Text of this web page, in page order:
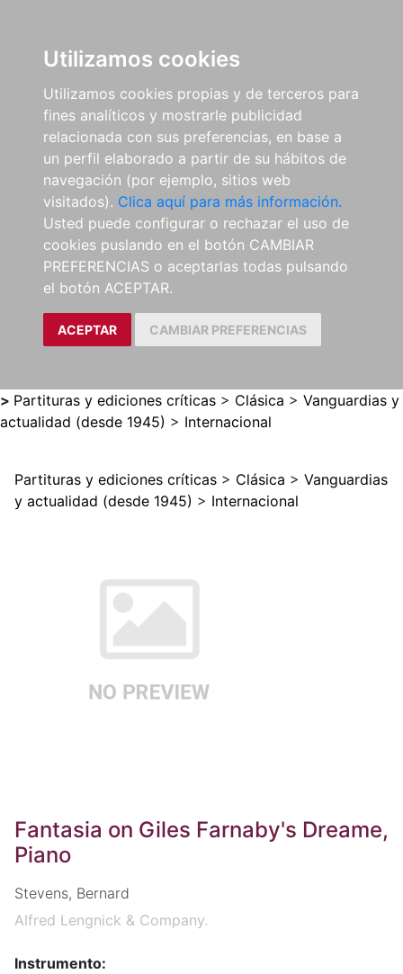
Utilizamos cookies
Utilizamos cookies propias y de terceros para
fines analíticos y mostrarle publicidad
relacionada con sus preferencias, en base a
un perfil elaborado a partir de su hábitos de
navegación (por ejemplo, sitios web
visitados). Clica aquí para más información.
Usted puede configurar o rechazar el uso de
cookies puslando en el botón CAMBIAR
PREFERENCIAS o aceptarlas todas pulsando
el botón ACEPTAR.
ACEPTAR CAMBIAR PREFERENCIAS
> Partituras y ediciones críticas > Clásica > Vanguardias y
actualidad (desde 1945) > Internacional
Partituras y ediciones críticas > Clásica > Vanguardias
y actualidad (desde 1945) > Internacional
Fantasia on Giles Farnaby's Dreame,
Piano
Stevens, Bernard
Alfred Lengnick & Company.
Instrumento: